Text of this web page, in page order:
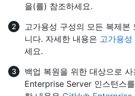
을(를) 참조하세요.
고가용성 구성의 모든 복제본
니다. 자세한 내용은 고가용
세요.
백업 복원을 위한 대상으로
Enterprise Server 인스턴스